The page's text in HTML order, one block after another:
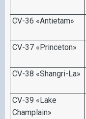
CV-36 «Antietam»
CV-37 «Princeton»
CV-38 «Shangri-La»
CV-39 «Lake
Champlain»